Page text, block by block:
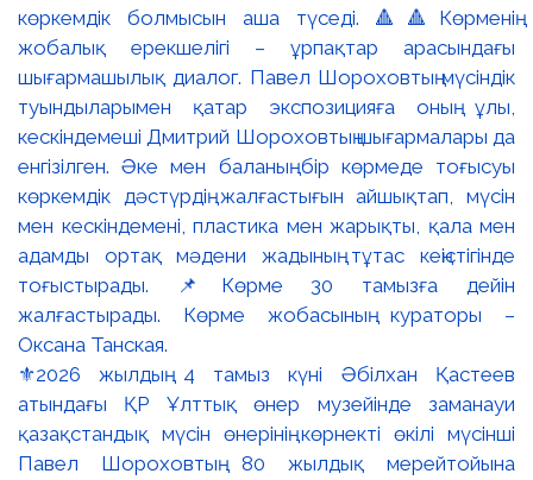
⚜️2026 жылдың 4 тамыз күні Әбілхан Қастеев
атындағы ҚР Ұлттық өнер музейінде заманауи
қазақстандық мүсін өнерінің көрнекті өкілі мүсінші
Павел Шороховтың 80 жылдық мерейтойына